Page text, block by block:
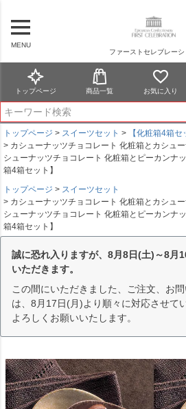
MENU
ファーストセレブレーシ
トップページ 商品一覧 お気に入り
トップページ スイーツセット
【化粧箱4箱セ
カシューナッツチョコレート 化粧箱とカシュ
シューナッツチョコレート 化粧箱とピーカンナ
箱4箱セット】
トップページ
スイーツセット
カシューナッツチョコレート 化粧箱とカシュ
シューナッツチョコレート 化粧箱とピーカンナ
箱4箱セット】
誠に恐れ入りますが、8月8日(土)～8月
いただきます。
この間にいただきました、ご注文、お
は、8月17日(月)より順々に対応させて
よろしくお願いいたします。